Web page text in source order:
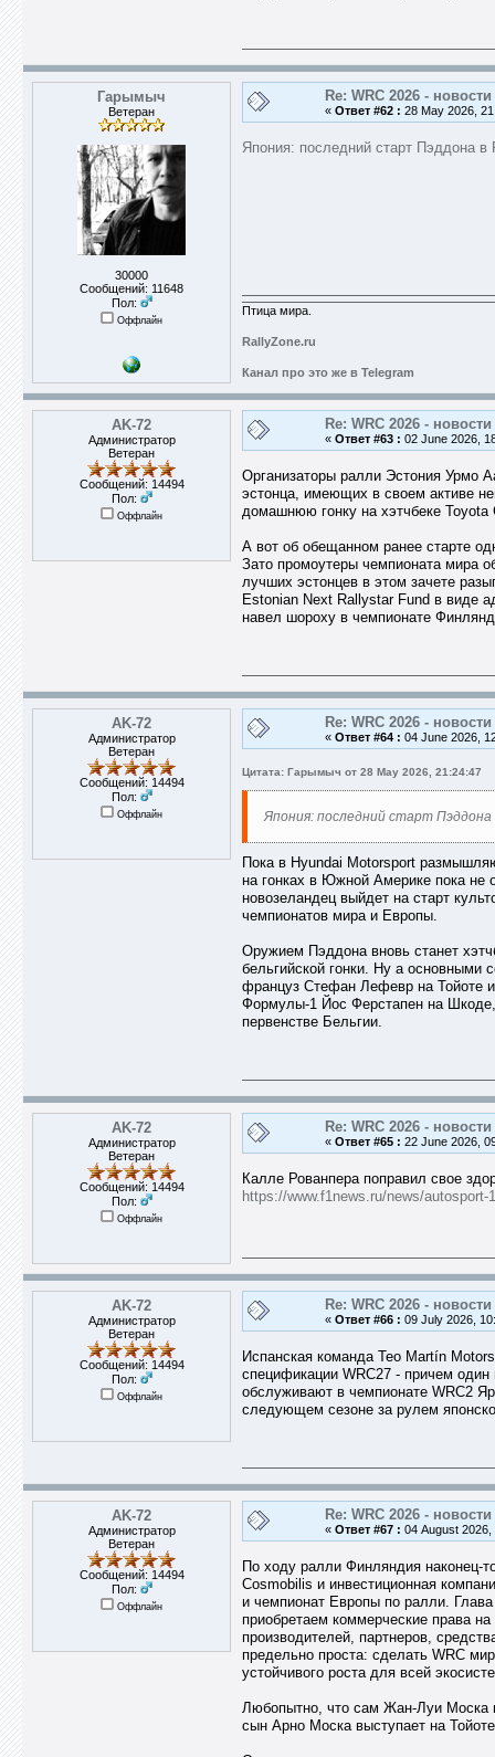
Гарымыч
Ветеран
30000
Сообщений: 11648
Пол:
Оффлайн
Re: WRC 2026 -
« Ответ #62 : 28 May 2026,
Япония: последний старт Пэддона в
Птица мира.
RallyZone.ru
Канал про это же в Telegram
AK-72
Администратор
Ветеран
Сообщений: 14494
Пол:
Оффлайн
Re: WRC 2026 -
« Ответ #63 : 02 June 2026,
Организаторы ралли Эстония Урмо
эстонца, имеющих в своем активе
домашнюю гонку на хэтчбеке Toyota
А вот об обещанном ранее старте
Зато промоутеры чемпионата мира
лучших эстонцев в этом зачете
Estonian Next Rallystar Fund в виде
навел шороху в чемпионате
AK-72
Администратор
Ветеран
Сообщений: 14494
Пол:
Оффлайн
Re: WRC 2026 -
« Ответ #64 : 04 June 2026,
Цитата: Гарымыч от 28 May 2026, 21:24:47
Япония: последний старт Пэддона
Пока в Hyundai Motorsport
на гонках в Южной Америке пока не
новозеландец выйдет на старт
чемпионатов мира и Европы.
Оружием Пэддона вновь станет
бельгийской гонки. Ну а основными
француз Стефан Лефевр на Тойоте
Формулы-1 Йос Ферстапен на Шкоде,
первенстве Бельгии.
AK-72
Администратор
Ветеран
Сообщений: 14494
Пол:
Оффлайн
Re: WRC 2026 -
« Ответ #65 : 22 June 2026,
Калле Рованпера поправил свое
https://www.f1news.ru/news/autosport-
AK-72
Администратор
Ветеран
Сообщений: 14494
Пол:
Оффлайн
Re: WRC 2026 -
« Ответ #66 : 09 July 2026,
Испанская команда Teo Martín
спецификации WRC27 - причем
обслуживают в чемпионате WRC2
следующем сезоне за рулем
AK-72
Администратор
Ветеран
Сообщений: 14494
Пол:
Оффлайн
Re: WRC 2026 -
« Ответ #67 : 04 August 2026,
По ходу ралли Финляндия наконец-
Cosmobilis и инвестиционная
и чемпионат Европы по ралли.
приобретаем коммерческие права
производителей, партнеров,
предельно проста: сделать WRC
устойчивого роста для всей
Любопытно, что сам Жан-Луи Моска
сын Арно Моска выступает на